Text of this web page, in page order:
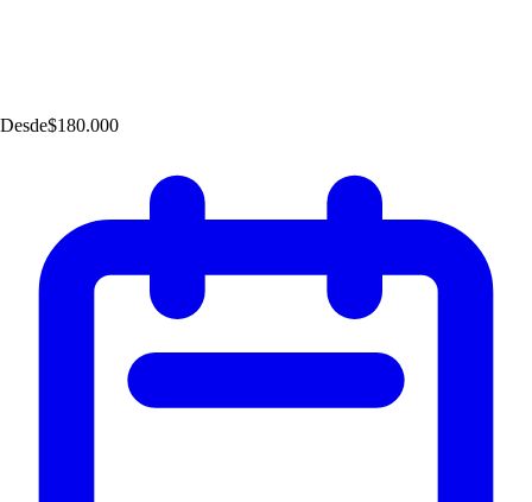
Desde$180.000